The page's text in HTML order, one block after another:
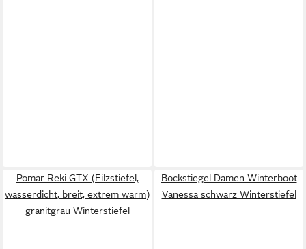
Pomar Reki GTX (Filzstiefel,
wasserdicht, breit, extrem warm)
granitgrau Winterstiefel
Bockstiegel Damen Winterboot
Vanessa schwarz Winterstiefel